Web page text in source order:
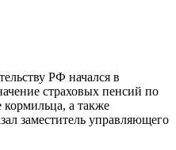
РФ начался в
страховых пенсий по
кормильца, а также
заместитель управляющего